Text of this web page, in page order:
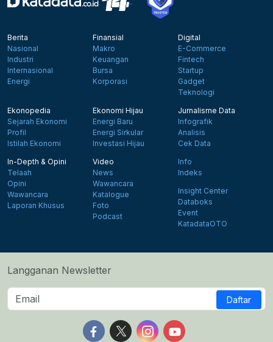
Berita
Nasional
Industri
Internasional
Energi
Finansial
Makro
Keuangan
Bursa
Korporasi
Digital
E-Commerce
Fintech
Startup
Gadget
Teknologi
Ekonopedia
Sejarah Ekonomi
Profil
Istilah Ekonomi
Ekonomi Hijau
Energi Baru
Energi Sirkular
Investasi Hijau
Jurnalisme Data
Infografik
Analisis
Cek Data
In-Depth & Opini
Telaah
Opini
Wawancara
Laporan Khusus
Video
News
Wawancara
Katalogue
Foto
Podcast
Info
Indeks
Insight Center
Databoks
Event
KatadataOTO
Langganan Newsletter
Daftar
Follow us on Facebook
Follow us on X
Follow us on Instagram
Follow us on